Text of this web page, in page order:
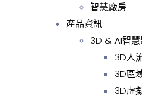
智慧廠房
產品資訊
3D & AI智
3D人
3D區
3D虛